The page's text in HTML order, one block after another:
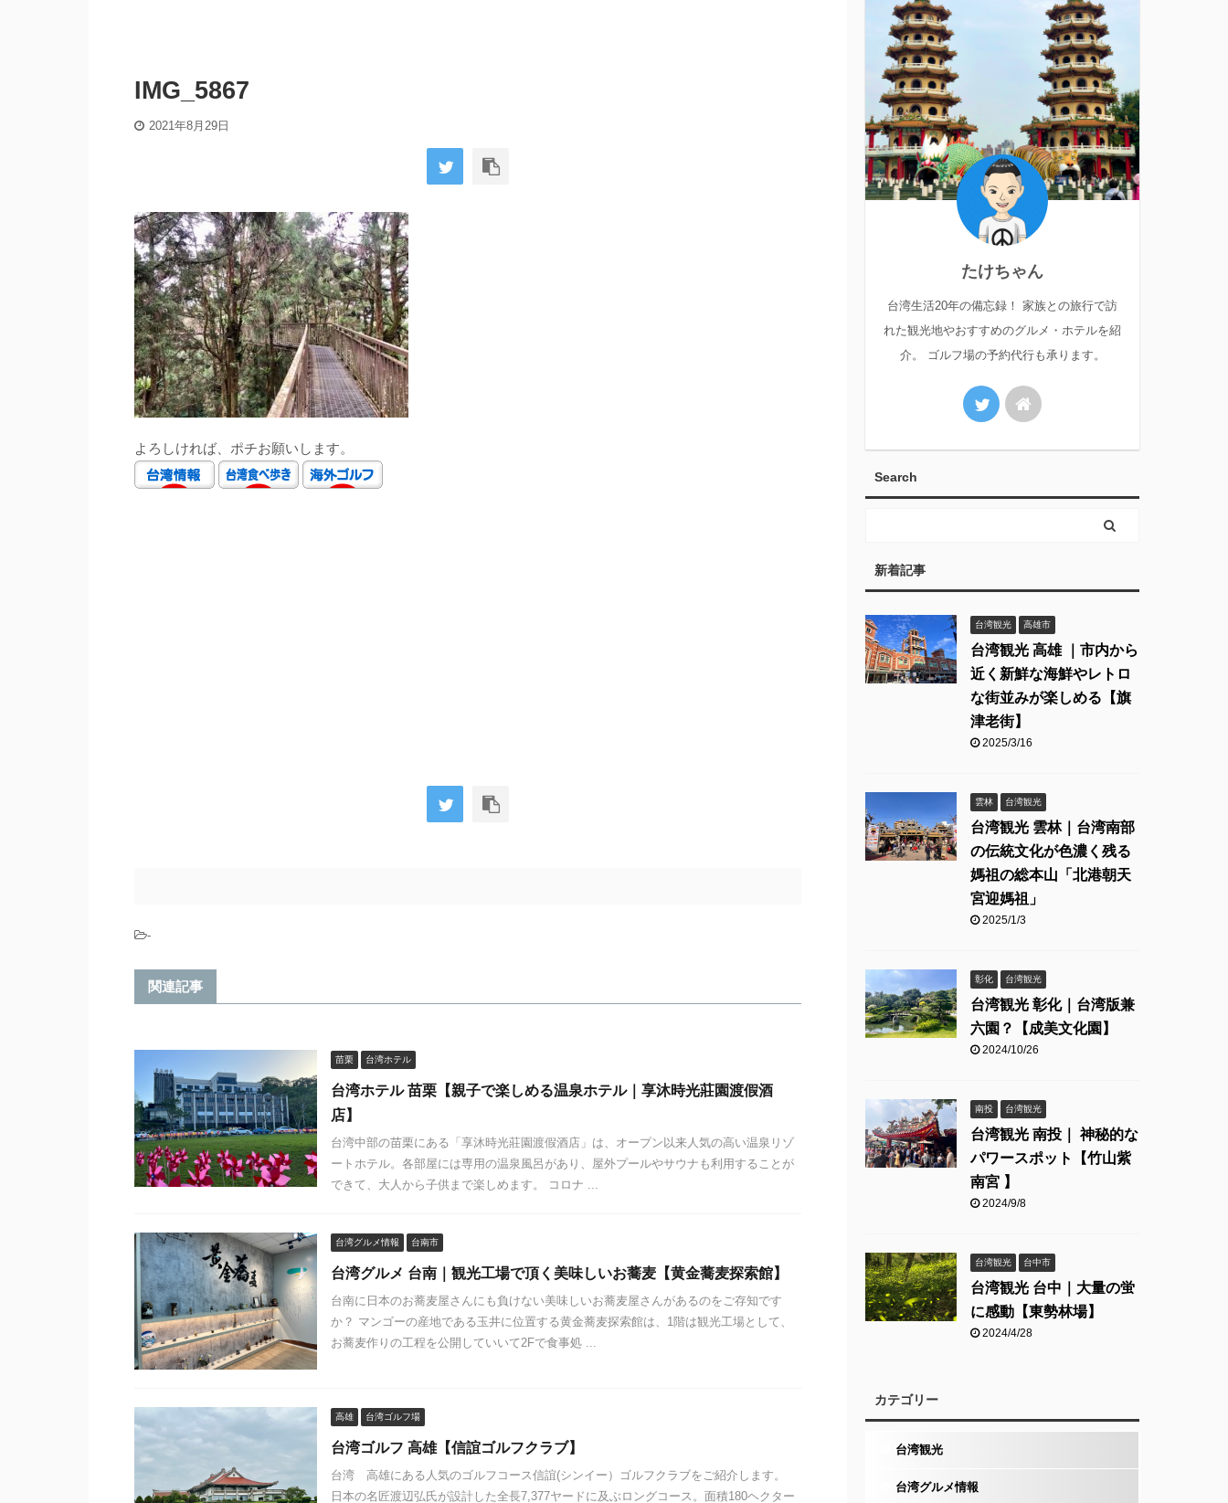
IMG_5867
2021年8月29日
よろしければ、ポチお願いします。
-
関連記事
苗栗 台湾ホテル
台湾ホテル 苗栗【親子で楽しめる温泉ホテル｜享沐時光莊園渡假酒
店】
台湾中部の苗栗にある「享沐時光莊園渡假酒店」は、オープン以来人気の高い温泉リゾ
ートホテル。各部屋には専用の温泉風呂があり、屋外プールやサウナも利用することが
できて、大人から子供まで楽しめます。 コロナ ...
台湾グルメ情報 台南市
台湾グルメ 台南｜観光工場で頂く美味しいお蕎麦【黄金蕎麦探索館】
台南に日本のお蕎麦屋さんにも負けない美味しいお蕎麦屋さんがあるのをご存知です
か？ マンゴーの産地である玉井に位置する黄金蕎麦探索館は、1階は観光工場として、
お蕎麦作りの工程を公開していいて2Fで食事処 ...
高雄 台湾ゴルフ場
台湾ゴルフ 高雄【信誼ゴルフクラブ】
台湾 高雄にある人気のゴルフコース信誼(シンイー）ゴルフクラブをご紹介します。
日本の名匠渡辺弘氏が設計した全長7,377ヤードに及ぶロングコース。面積180ヘクター
たけちゃん
台湾生活20年の備忘録！ 家族との旅行で訪
れた観光地やおすすめのグルメ・ホテルを紹
介。 ゴルフ場の予約代行も承ります。
Search
新着記事
台湾観光 高雄市
台湾観光 高雄 ｜市内から
近く新鮮な海鮮やレトロ
な街並みが楽しめる【旗
津老街】
2025/3/16
雲林 台湾観光
台湾観光 雲林｜台湾南部
の伝統文化が色濃く残る
媽祖の総本山「北港朝天
宮迎媽祖」
2025/1/3
彰化 台湾観光
台湾観光 彰化｜台湾版兼
六園？【成美文化園】
2024/10/26
南投 台湾観光
台湾観光 南投｜ 神秘的な
パワースポット【竹山紫
南宮 】
2024/9/8
台湾観光 台中市
台湾観光 台中｜大量の蛍
に感動【東勢林場】
2024/4/28
カテゴリー
台湾観光
台湾グルメ情報